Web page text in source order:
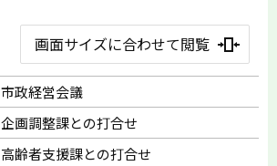
画面サイズに合わせて閲覧
市政経営会議
企画調整課との打合せ
高齢者支援課との打合せ